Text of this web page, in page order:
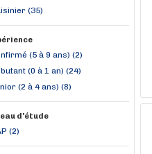
(35)
(5 à 9 ans) (2)
(0 à 1 an) (24)
(2 à 4 ans) (8)
d'étude
(2)